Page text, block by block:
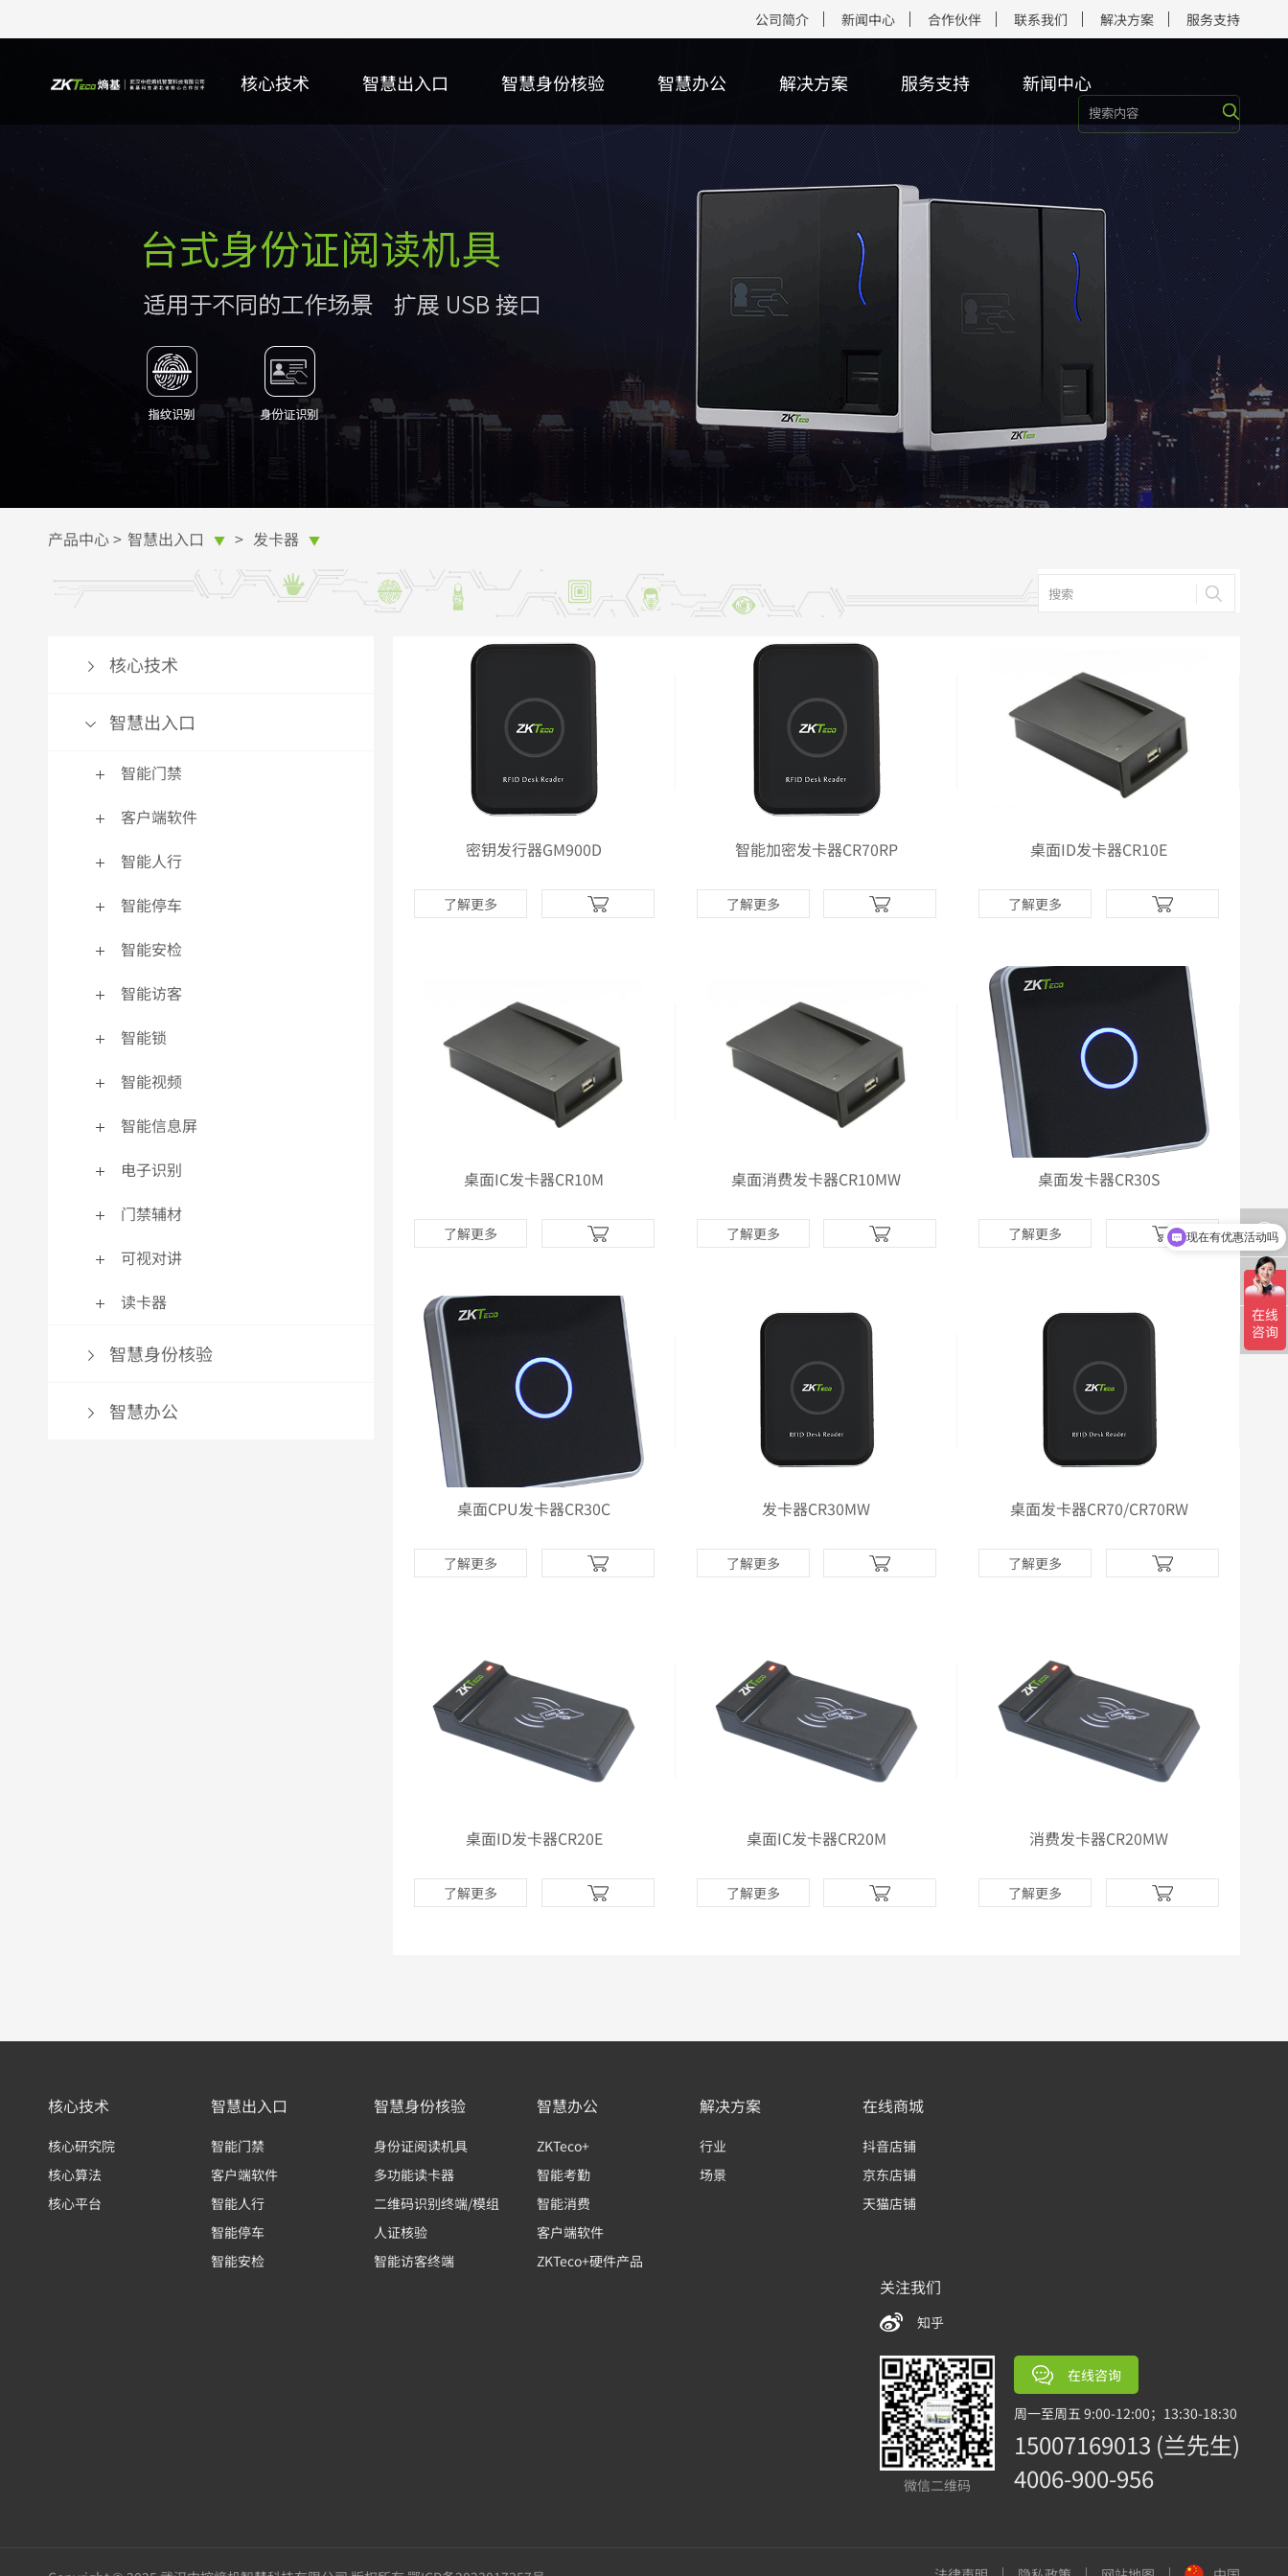
公司简介 新闻中心 合作伙伴 联系我们 解决方案 服务支持
核心技术
核心研究院
更多>>
核心算法 核心平台
智慧出入口
智能门禁
多模态生物识别智能门禁终端
生物识别智能门禁控制器
射频卡识别智能门禁控制器
客户端软件
门禁系统管理平台
百傲瑞达管理平台
更多>>
智能人行
智能摆闸
更多>>
智能停车
智能车牌识别终端
更多>>
X射线安全检查设备
通过式金属探测门
磁性物质探测立柱
更多>>
多功能智能访客终端
更多>>
智能锁
智能挂锁
更多>>
智能摄像机
热成像摄像机
慧眼感知信息屏系列
会议门牌
智能卡
更多>>
超市防盗门
更多>>
可视对讲
门口机
室内机
更多>>
读卡器
生物识别读卡器
射频卡读卡器
更多>>
智慧身份核验
身份证阅读机具
内置式身份证阅读机具
台式身份证阅读机具
手持式身份证阅读机具
多功能读卡器
更多>>
二维码识别终端/模组
人证核验
手持式智能人证核验终端
智能访客终端
访客闸机终端
更多>>
生物识别采集器
指纹采集器
温度采集器
更多>>
生物识别模块
人脸识别模块
更多>>
百傲慧识多模态后台比对系统
人证魔方访客管理系统
百傲慧识CTID可信身份认证平台
熵基百傲慧识人脸服务器
更多>>
智慧办公
ZKTeco+
更多>>
智能考勤
射频卡识别智能考勤终端
多模态生物识别智能考勤终端
更多>>
智能消费
离线式智能消费终端
在线式智能消费终端
更多>>
客户端软件
ZKTime熵基智能考勤管理系统
E-ZKEco Pro熵基时间&安全精细化管理
ZKTime微服务器
更多>>
智能云终端
更多>>
解决方案
智慧园区
智慧校园
智慧零售
场景
智慧人行
智慧停车
更多>>
服务支持
服务公告
服务&公告
安全&通告
下载中心
彩页
培训视频
更多>>
售后服务
服务站点查询
更多>>
在线支持
常见问题
更多>>
新闻中心
公司动态
更多>>
行业动态
产品中心> 智慧出入口 ▼ > 发卡器 ▼
核心技术
智慧出入口
智能门禁
客户端软件
智能人行
智能停车
智能安检
智能访客
智能锁
智能视频
智能信息屏
电子识别
门禁辅材
可视对讲
读卡器
智慧身份核验
智慧办公
密钥发行器GM900D
了解更多
智能加密发卡器CR70RP
了解更多
桌面ID发卡器CR10E
了解更多
桌面IC发卡器CR10M
了解更多
桌面消费发卡器CR10MW
了解更多
桌面发卡器CR30S
了解更多
桌面CPU发卡器CR30C
了解更多
发卡器CR30MW
了解更多
桌面发卡器CR70/CR70RW
了解更多
桌面ID发卡器CR20E
了解更多
桌面IC发卡器CR20M
了解更多
消费发卡器CR20MW
了解更多
核心技术
核心研究院
核心算法
核心平台
智慧出入口
智能门禁
客户端软件
智能人行
智能停车
智能安检
智慧身份核验
身份证阅读机具
多功能读卡器
二维码识别终端/模组
人证核验
智能访客终端
智慧办公
ZKTeco+
智能考勤
智能消费
客户端软件
ZKTeco+硬件产品
解决方案
行业
场景
在线商城
抖音店铺
京东店铺
天猫店铺
关注我们
知乎
微信二维码
在线咨询
周一至周五 9:00-12:00；13:30-18:30
15007169013 (兰先生)
4006-900-956
现在有优惠活动吗